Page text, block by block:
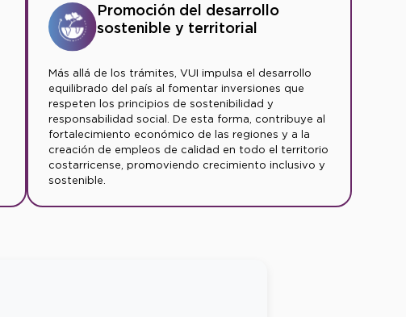
Promoción del desarrollo
sostenible y territorial
Más allá de los trámites, VUI impulsa el desarrollo
equilibrado del país al fomentar inversiones que
respeten los principios de sostenibilidad y
responsabilidad social. De esta forma, contribuye al
fortalecimiento económico de las regiones y a la
creación de empleos de calidad en todo el territorio
costarricense, promoviendo crecimiento inclusivo y
sostenible.